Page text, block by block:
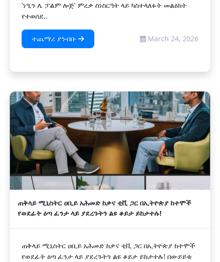
'ነዒን ሌ ፓልም ሎጅ' ምረቃ ስነስርዓት ላይ ካስተላለፉት መልዕክት
የተወሰደ..
ተጨማሪ ያንብቡ March 24, 2026
ጠቅላይ ሚኒስትር ዐቢይ አሕመድ ከቃና ቲቪ ጋር በኢትዮጵያ ከተሞች
የወደፊት ዕጣ ፈንታ ላይ ያደረጉትን ልዩ ቆይታ ይከታተሉ!
ጠቅላይ ሚኒስትር ዐቢይ አሕመድ ከቃና ቲቪ ጋር በኢትዮጵያ ከተሞች
የወደፊት ዕጣ ፈንታ ላይ ያደረጉትን ልዩ ቆይታ ይከታተሉ! በውይይቱ